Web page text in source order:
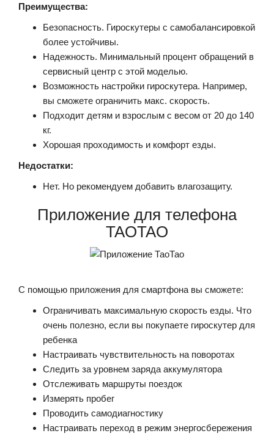
Преимущества:
Безопасность. Гироскутеры с самобалансировкой
более устойчивы.
Надежность. Минимальный процент обращений в
сервисный центр с этой моделью.
Возможность настройки гироскутера. Например,
вы сможете ограничить макс. скорость.
Подходит детям и взрослым с весом от 20 до 140
кг.
Хорошая проходимость и комфорт езды.
Недостатки:
Нет. Но рекомендуем добавить влагозащиту.
Приложение для телефона
TAOTAO
С помощью приложения для смартфона вы сможете:
Ограничивать максимальную скорость езды. Что
очень полезно, если вы покупаете гироскутер для
ребенка
Настраивать чувствительность на поворотах
Следить за уровнем заряда аккумулятора
Отслеживать маршруты поездок
Измерять пробег
Проводить самодиагностику
Настраивать переход в режим энергосбережения